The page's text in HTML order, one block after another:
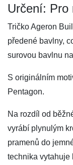
Určení: Pro
Tričko Ageron
předené bavlny,
surovou bavlnu
S originálním
Pentagon.
Na rozdíl od
vyrábí plynulým
pramenů do
technika vytahuje